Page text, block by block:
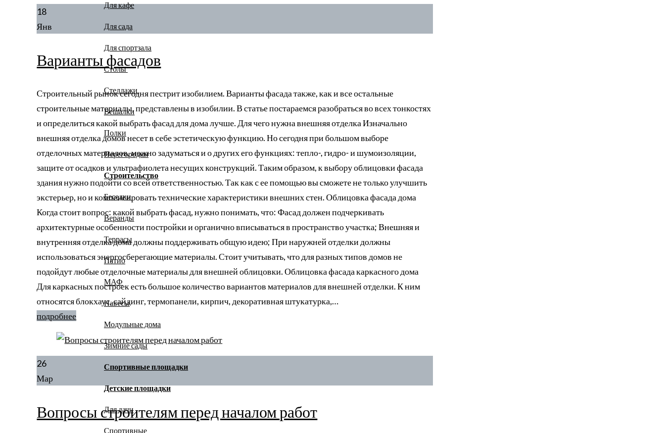
Для кафе
Для сада
Для спортзала
Столы
Стеллажи
Вешалки
Полки
Перегородки
Строительство
Беседки
Веранды
Террасы
Патио
МАФ
Навесы
Модульные дома
Зимние сады
Спортивные площадки
Детские площадки
Для дачи
Спортивные
18
Янв
Варианты фасадов
Строительный рынок сегодня пестрит изобилием. Варианты фасада также, как и все остальные
строительные материалы, представлены в изобилии. В статье постараемся разобраться во всех тонкостях
и определиться какой выбрать фасад для дома лучше. Для чего нужна внешняя отделка Изначально
внешняя отделка домов несет в себе эстетическую функцию. Но сегодня при большом выборе
отделочных материалов, можно задуматься и о других его функциях: тепло-, гидро- и шумоизоляции,
защите от осадков и ультрафиолета несущих конструкций. Таким образом, к выбору облицовки фасада
здания нужно подойти со всей ответственностью. Так как с ее помощью вы сможете не только улучшить
экстерьер, но и компенсировать технические характеристики внешних стен. Облицовка фасада дома
Когда стоит вопрос: какой выбрать фасад, нужно понимать, что: Фасад должен подчеркивать
архитектурные особенности постройки и органично вписываться в пространство участка; Внешняя и
внутренняя отделка дома должны поддерживать общую идею; При наружней отделки должны
использоваться энергосберегающие материалы. Стоит учитывать, что для разных типов домов не
подойдут любые отделочные материалы для внешней облицовки. Облицовка фасада каркасного дома
Для каркасных построек есть большое количество вариантов материалов для внешней отделки. К ним
относятся блокхаус, сайдинг, термопанели, кирпич, декоративная штукатурка,…
подробнее
26
Мар
Вопросы строителям перед началом работ